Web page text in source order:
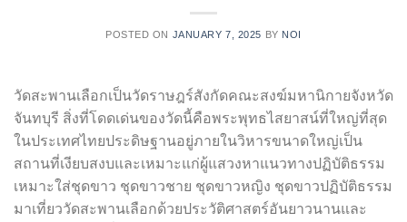
POSTED ON JANUARY 7, 2025 BY NOI
วัดสะพานเลือกเป็นวัดราษฎร์สังกัดคณะสงฆ์มหานิกายจังหวัด
จันทบุรี สิ่งที่โดดเด่นของวัดนี้คือพระพุทธไสยาสน์ที่ใหญ่ที่สุด
ในประเทศไทยประดิษฐานอยู่ภายในวิหารขนาดใหญ่เป็น
สถานที่เงียบสงบและเหมาะแก่ผู้แสวงหาแนวทางปฏิบัติธรรม
เหมาะใส่ชุดขาว ชุดขาวชาย ชุดขาวหญิง ชุดขาวปฏิบัติธรรม
มาเที่ยววัดสะพานเลือกด้วยประวัติศาสตร์อันยาวนานและ